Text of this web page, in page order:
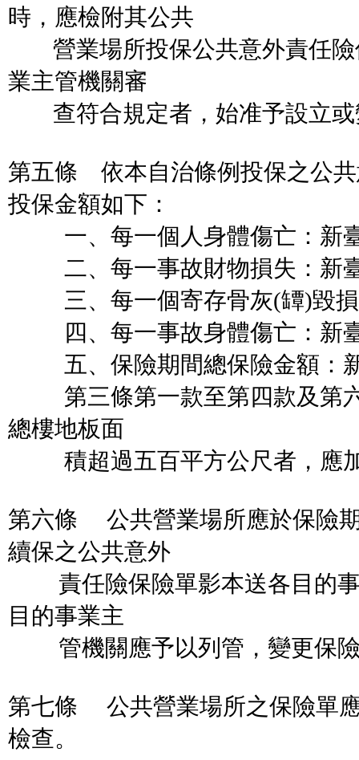
時，應檢附其公共
營業場所投保公共意外責任險
業主管機關審
查符合規定者，始准予設立或
第五條 依本自治條例投保之公
投保金額如下：
一、每一個人身體傷亡：新
二、每一事故財物損失：新
三、每一個寄存骨灰(罈)毀損
四、每一事故身體傷亡：新
五、保險期間總保險金額：新
第三條第一款至第四款及第六
總樓地板面
積超過五百平方公尺者，應
第六條 公共營業場所應於保險
續保之公共意外
責任險保險單影本送各目的事
目的事業主
管機關應予以列管，變更保險
第七條 公共營業場所之保險單
檢查。